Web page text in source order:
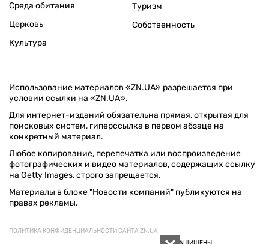
Среда обитания
Церковь
Культура
Туризм
Собственность
Использование материалов «ZN.UA» разрешается при
условии ссылки на «ZN.UA».
Для интернет-изданий обязательна прямая, открытая для
поисковых систем, гиперссылка в первом абзаце на
конкретный материал.
Любое копирование, перепечатка или воспроизведение
фотографических и видео материалов, содержащих ссылку
на Getty Images, строго запрещается.
Материалы в блоке "Новости компаний" публикуются на
правах рекламы.
ПОЛИТИКА КОНФИДЕНЦИАЛЬНОСТИ САЙТА ZN.UA